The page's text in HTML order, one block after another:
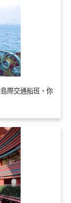
際交通船班，你